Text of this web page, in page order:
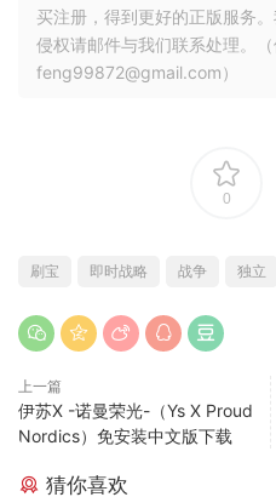
买注册，得到更好的正版服务
侵权请邮件与我们联系处理。（
feng99872@gmail.com）
0
刷宝 即时战略 战争 独立
上一篇
伊苏X -诺曼荣光-（Ys X Proud
Nordics）免安装中文版下载
猜你喜欢